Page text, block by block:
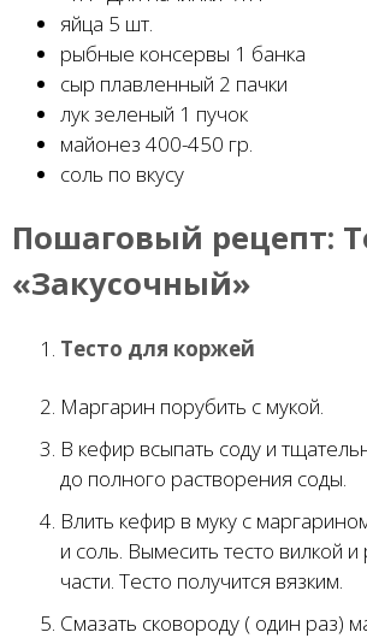
яйца 5 шт.
рыбные консервы 1 банка
сыр плавленный 2 пачки
лук зеленый 1 пучок
майонез 400-450 гр.
соль по вкусу
Пошаговый рецепт:
«Закусочный»
Тесто для коржей
Маргарин порубить с мукой.
В кефир всыпать соду и
до полного растворения соды.
Влить кефир в муку с
и соль. Вымесить тесто вилкой и
части. Тесто получится вязким.
Смазать сковороду ( один раз)